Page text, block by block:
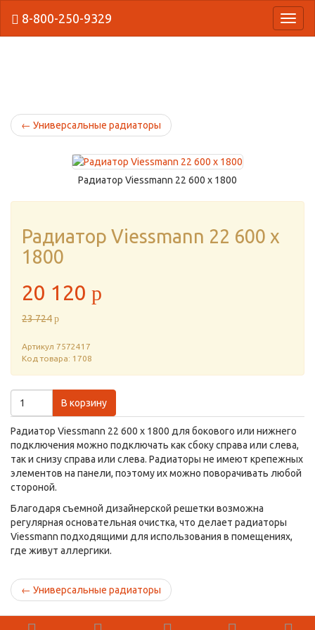
8-800-250-9329
← Универсальные радиаторы
Радиатор Viessmann 22 600 x 1800
Радиатор Viessmann 22 600 x
1800
20 120 p
23 724 p
Артикул 7572417
Код товара: 1708
В корзину
Радиатор Viessmann 22 600 x 1800 для бокового или нижнего
подключения можно подключать как сбоку справа или слева,
так и снизу справа или слева. Радиаторы не имеют крепежных
элементов на панели, поэтому их можно поворачивать любой
стороной.
Благодаря съемной дизайнерской решетки возможна
регулярная основательная очистка, что делает радиаторы
Viessmann подходящими для использования в помещениях,
где живут аллергики.
← Универсальные радиаторы